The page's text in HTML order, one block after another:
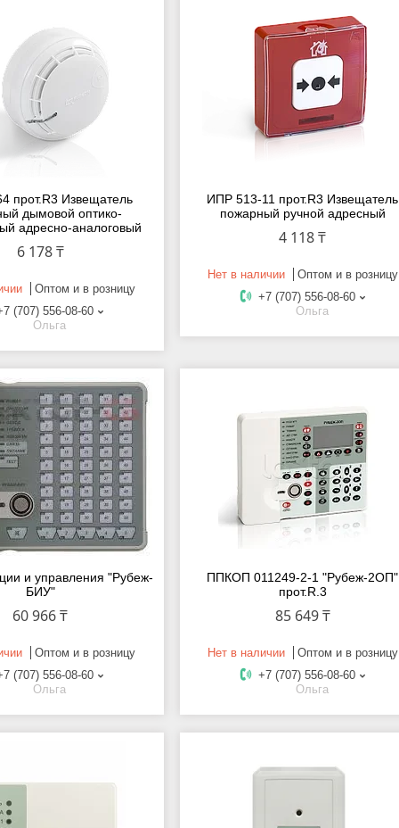
прот.R3 Извещатель
дымовой оптико-
адресно-аналоговый
6 178 ₸
Оптом и в розницу
(707) 556-08-60
Ольга
ИПР 513-11 прот.R3 Извещатель
пожарный ручной адресный
4 118 ₸
Нет в наличии
Оптом и в розницу
+7 (707) 556-08-60
Ольга
и управления "Рубеж-
БИУ"
60 966 ₸
Оптом и в розницу
(707) 556-08-60
Ольга
ППКОП 011249-2-1 "Рубеж-2ОП"
прот.R.3
85 649 ₸
Нет в наличии
Оптом и в розницу
+7 (707) 556-08-60
Ольга